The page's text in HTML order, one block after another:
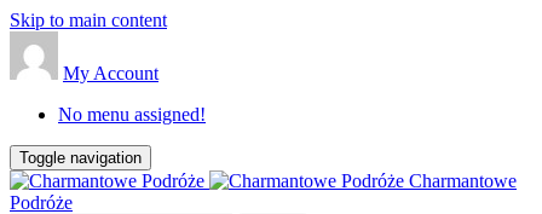
Skip to main content
My Account
No menu assigned!
Toggle navigation
Charmantowe
Podróże